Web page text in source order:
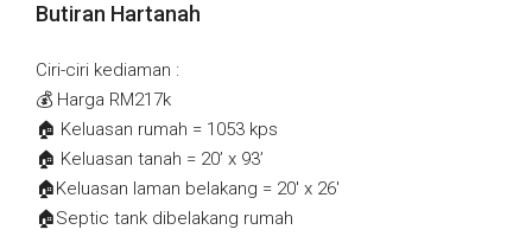
Butiran Hartanah
Ciri-ciri kediaman :
💰 Harga RM217k
🏠 Keluasan rumah = 1053 kps
🏠 Keluasan tanah = 20’ x 93’
🏠Keluasan laman belakang = 20′ x 26′
🏠Septic tank dibelakang rumah